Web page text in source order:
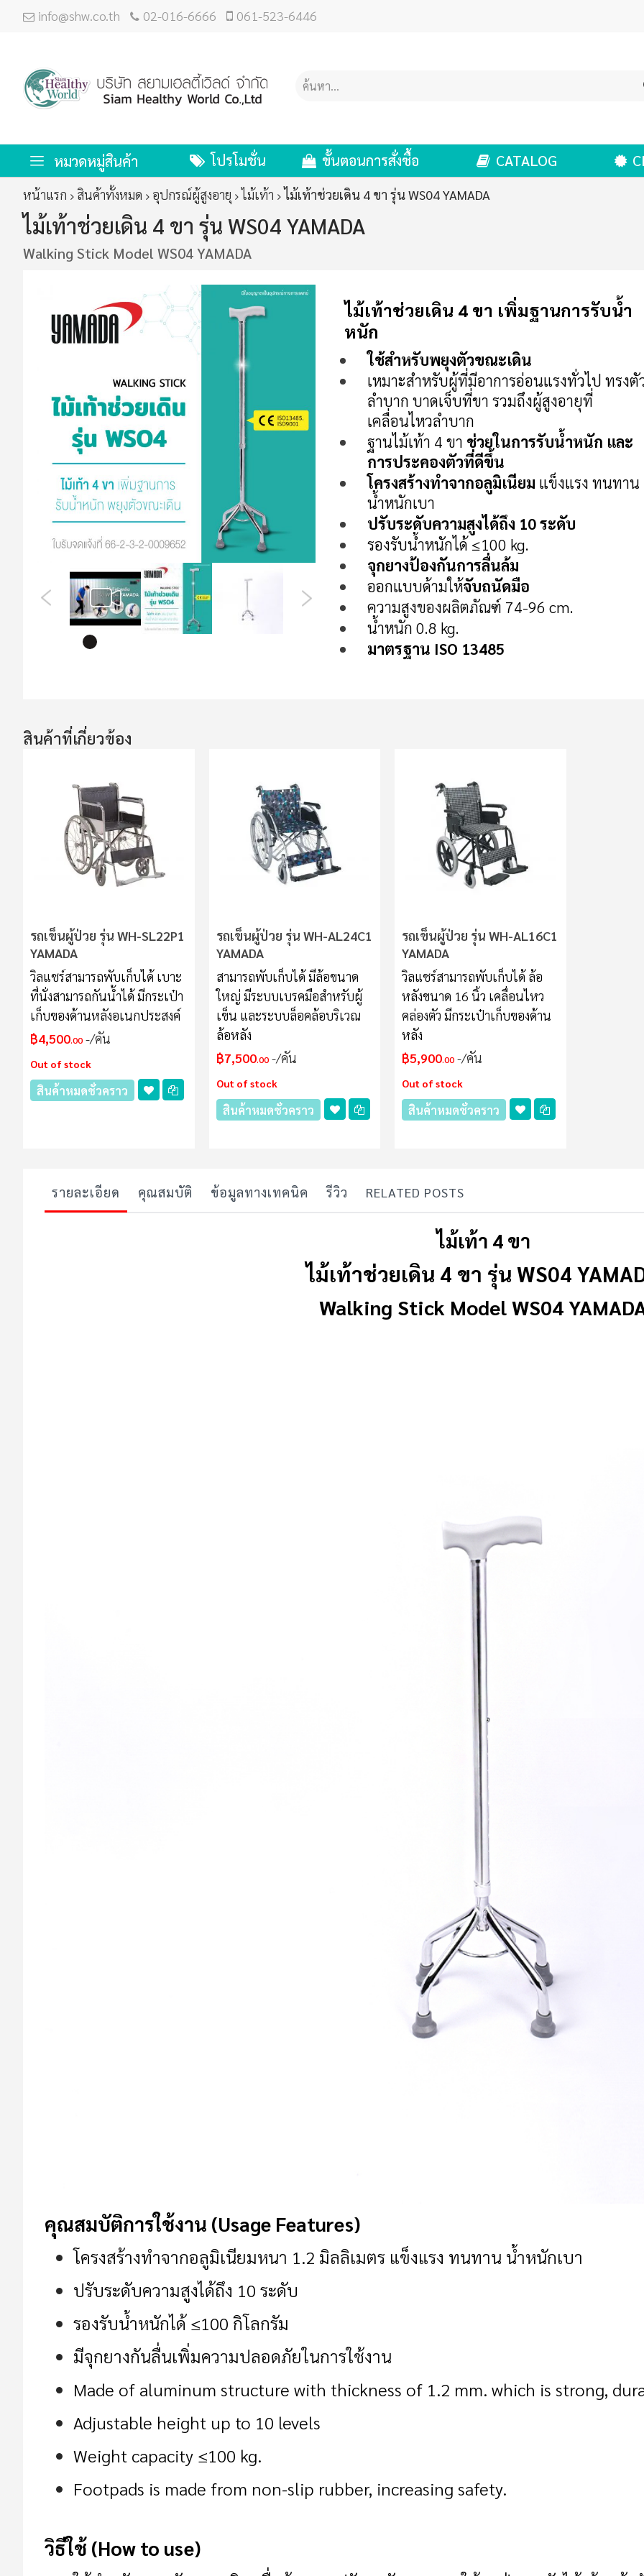
info@shw.co.th 02-016-6666 061-523-6446
หมวดหมู่สินค้า โปรโมชั่น ขั้นตอนการสั่งซื้อ CATALOG
หน้าแรก สินค้าทั้งหมด อุปกรณ์ผู้สูงอายุ ไม้เท้า ไม้เท้าช่วยเดิน 4 ขา รุ่น WS04 YAMADA
ไม้เท้าช่วยเดิน 4 ขา รุ่น WS04 YAMADA
Walking Stick Model WS04 YAMADA
แกล
รูปภาพ
ส่วน
รูปภาพ
ไม้เท้าช่วยเดิน 4 ขา เพิ่มฐานการรับน้ำ
หนัก
ใช้สำหรับพยุงตัวขณะเดิน
เหมาะสำหรับผู้ที่มีอาการอ่อนแรงทั่วไป ทรงตั
ลำบาก บาดเจ็บที่ขา รวมถึงผู้สูงอายุที่
เคลื่อนไหวลำบาก
ฐานไม้เท้า 4 ขา ช่วยในการรับน้ำหนัก และ
การประคองตัวที่ดีขึ้น
โครงสร้างทำจากอลูมิเนียม แข็งแรง ทนทาน
น้ำหนักเบา
ปรับระดับความสูงได้ถึง 10 ระดับ
รองรับน้ำหนักได้ ≤100 kg.
จุกยางป้องกันการลื่นล้ม
ออกแบบด้ามให้จับถนัดมือ
ความสูงของผลิตภัณฑ์ 74-96 cm.
น้ำหนัก 0.8 kg.
มาตรฐาน ISO 13485
สินค้าที่เกี่ยวข้อง
รถเข็นผู้ป่วย รุ่น WH-SL22P1
YAMADA
วิลแชร์สามารถพับเก็บได้ เบาะ
ที่นั่งสามารถกันน้ำได้ มีกระเป๋า
เก็บของด้านหลังอเนกประสงค์
฿4,500.00 /คัน
Out of stock
สินค้าหมดชั่วคราว
รถเข็นผู้ป่วย รุ่น WH-AL24C1
YAMADA
สามารถพับเก็บได้ มีล้อขนาด
ใหญ่ มีระบบเบรคมือสำหรับผู้
เข็น และระบบล็อคล้อบริเวณ
ล้อหลัง
฿7,500.00 /คัน
Out of stock
สินค้าหมดชั่วคราว
รถเข็นผู้ป่วย รุ่น WH-AL16C1
YAMADA
วิลแชร์สามารถพับเก็บได้ ล้อ
หลังขนาด 16 นิ้ว เคลื่อนไหว
คล่องตัว มีกระเป๋าเก็บของด้าน
หลัง
฿5,900.00 /คัน
Out of stock
สินค้าหมดชั่วคราว
รายละเอียด
ไม้เท้า 4 ขา
ไม้เท้าช่วยเดิน 4 ขา รุ่น WS04
Walking Stick Model WS04
คุณสมบัติการใช้งาน (Usage Features)
โครงสร้างทำจากอลูมิเนียมหนา 1.2 มิลลิเมตร แข็งแรง ทนทาน น้ำหนักเบา
ปรับระดับความสูงได้ถึง 10 ระดับ
รองรับน้ำหนักได้ ≤100 กิโลกรัม
มีจุกยางกันลื่นเพิ่มความปลอดภัยในการใช้งาน
Made of aluminum structure with thickness of 1.2 mm. which is strong,
Adjustable height up to 10 levels
Weight capacity ≤100 kg.
Footpads is made from non-slip rubber, increasing safety.
วิธีใช้ (How to use)
คุณสมบัติ ข้อมูลทางเทคนิค รีวิว RELATED POSTS